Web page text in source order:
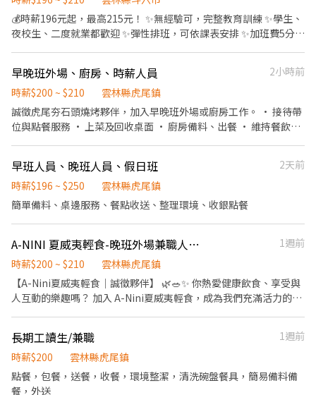
崙背 ・週三：斗六成功夜市 ・週四：西螺 ・週五：莿桐、崙背、虎
尾 ・週六：斗南、斗六觀光夜市、斗六成功夜市 ・週日：西螺、斗
六觀光夜市 天天有場，任你挑三天以上；鄰近的嘉義場次也可跨區
報班。 💰 薪資單純 雲林全區同一費率，時薪最高 $196，不分場
小時內匯款或現場付現。 🌱 新手友善機制 完全沒經驗可以來。第一
次先做 1~2 小時試作，教你怎麼穿、怎麼動、怎麼跟客人互動，試
作一樣算錢。覺得不適合，做完那次就好，不勉強、不綁約。 😄 適
合對象 ・學生、二度就業、想賺外快的上班族都歡迎 ・不需要口才
好，會揮手、會互動鞠躬就夠 ・有機車等交通工具、能載運裝備、
能獨自上工 ・能穩定一週上三天以上、願意自己保管專屬裝備 📍 面
試資訊 面試安排在雲林場次現場（依上方場次表擇一），談完直接
看到現場長怎樣，當天就能決定要不要試作。 👉 應徵後我們會在
清洗洗碗→庫存盤點、出貨 等 ⭕獎金福利 ▪生日禮券 ▪不定期活
動競賽獎金 ▪一年4次考核及調薪 ▪加班費可是以【5分鐘】為單位
烹飪技巧，還可接觸店鋪的經營管理，例如：成本控管及數據分析
等專業知識 ▪升遷快速且制度完善，依努力及成果將有升遷加薪的
機會 ▪享有完善的福利制度，加班費為5分鐘為單位計算，重視員
工的辛勤付出 ▪計畫拓展全台灣，讓更多人有機會品嚐美味平價壽
司，致力成為頂尖品牌 職務類別 餐飲服務生、工讀生、門市／店員
／專櫃人員 工作待遇 時薪196~215元 （固定或變動薪資因個人資歷
或績效而異） 工作性質 兼職 - 長期工讀、假日工讀、寒假工讀 上班
8:30~23:30，需輪班 休假制度 依公司規定 可上班日 一個月內 需求
人數 1~20人
💰時薪196元起，最高215元！ ✨無經驗可，完整教育訓練 ✨學生、
夜校生、二度就業都歡迎 ✨彈性排班，可依課表安排 ✨加班費5分鐘
存整理。 不用擔心沒做過餐飲！ 有完整教育訓練，學長姐都會陪你
一步一步熟悉工作內容。 🎁工作福利 ✔ 生日禮券 ✔ 不定期競賽獎
金 ✔ 一年4次考核調薪 ✔ 表現優秀有機會晉升管理職 📍工作地點：
斗六市大學路二段300號 🕘上班時間：09:00－23:00（依照雙方排
氣氛好的打工， 歡迎加入我們，一起把美味帶給每一位客人！🍣
早晚班外場、廚房、時薪人員
2小時前
時薪$200 ~ $210
雲林縣虎尾鎮
誠徵虎尾夯石頭燒烤夥伴，加入早晚班外場或廚房工作。 • 接待帶
位與點餐服務 • 上菜及回收桌面 • 廚房備料、出餐 • 維持餐飲區
早班人員、晚班人員、假日班
2天前
時薪$196 ~ $250
雲林縣虎尾鎮
簡單備料、桌邊服務、餐點收送、整理環境、收銀點餐
A-NINI 夏威夷輕食-晚班外場兼職人員｜虎尾店
1週前
時薪$200 ~ $210
雲林縣虎尾鎮
【A-Nini夏威夷輕食｜誠徵夥伴】 🌿🥗✨ 你熱愛健康飲食、享受與
人互動的樂趣嗎？ 加入 A-Nini夏威夷輕食，成為我們充滿活力的團
境維護：保持整潔，讓每位顧客都能安心享用 ✔ 顧客服務：用微笑
與熱情，帶給客人愉悅的用餐體驗 🌟 我們適合這樣的你 🔸 喜歡健
康飲食與輕食文化 🔸 喜歡與人互動，樂於提供親切服務 🔸 工作態
度積極、講求團隊合作 🔸 不需經驗，願意學習就能輕鬆上手 💡 你
長期工讀生/兼職
1週前
時薪$200
雲林縣虎尾鎮
點餐，包餐，送餐，收餐，環境整潔，清洗碗盤餐具，簡易備料備
餐，外送